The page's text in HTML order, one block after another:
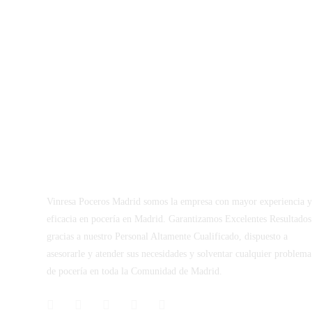
Vinresa Poceros Madrid somos la empresa con mayor experiencia y
eficacia en pocería en Madrid. Garantizamos Excelentes Resultados
gracias a nuestro Personal Altamente Cualificado, dispuesto a
asesorarle y atender sus necesidades y solventar cualquier problema
de pocería en toda la Comunidad de Madrid.